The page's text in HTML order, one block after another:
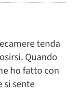
tenda
Quando
ho fatto con
si sente